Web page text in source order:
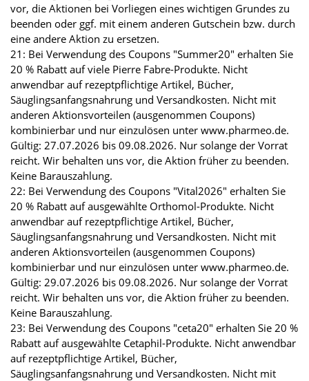
vor, die Aktionen bei Vorliegen eines wichtigen Grundes zu
beenden oder ggf. mit einem anderen Gutschein bzw. durch
eine andere Aktion zu ersetzen.
21: Bei Verwendung des Coupons "Summer20" erhalten Sie
20 % Rabatt auf viele Pierre Fabre-Produkte. Nicht
anwendbar auf rezeptpflichtige Artikel, Bücher,
Säuglingsanfangsnahrung und Versandkosten. Nicht mit
anderen Aktionsvorteilen (ausgenommen Coupons)
kombinierbar und nur einzulösen unter www.pharmeo.de.
Gültig: 27.07.2026 bis 09.08.2026. Nur solange der Vorrat
reicht. Wir behalten uns vor, die Aktion früher zu beenden.
Keine Barauszahlung.
22: Bei Verwendung des Coupons "Vital2026" erhalten Sie
20 % Rabatt auf ausgewählte Orthomol-Produkte. Nicht
anwendbar auf rezeptpflichtige Artikel, Bücher,
Säuglingsanfangsnahrung und Versandkosten. Nicht mit
anderen Aktionsvorteilen (ausgenommen Coupons)
kombinierbar und nur einzulösen unter www.pharmeo.de.
Gültig: 29.07.2026 bis 09.08.2026. Nur solange der Vorrat
reicht. Wir behalten uns vor, die Aktion früher zu beenden.
Keine Barauszahlung.
23: Bei Verwendung des Coupons "ceta20" erhalten Sie 20 %
Rabatt auf ausgewählte Cetaphil-Produkte. Nicht anwendbar
auf rezeptpflichtige Artikel, Bücher,
Säuglingsanfangsnahrung und Versandkosten. Nicht mit